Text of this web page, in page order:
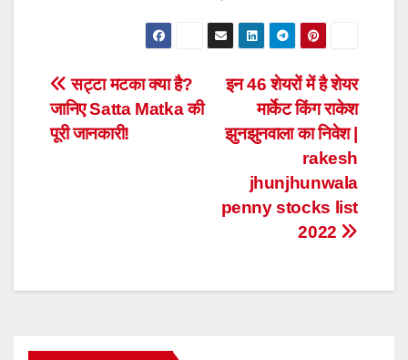
Post
navigation
इन 46 शेयरों में है शेयर
मार्केट किंग राकेश
झुनझुनवाला का निवेश |
rakesh
jhunjhunwala
penny stocks list
2022
सट्टा मटका क्या है?
जानिए Satta Matka की
पूरी जानकारी!